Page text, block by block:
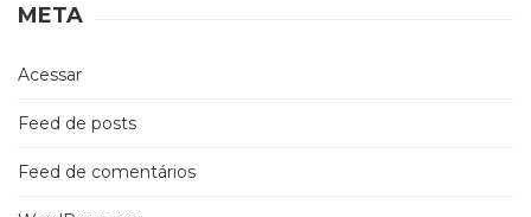
META
Acessar
Feed de posts
Feed de comentários